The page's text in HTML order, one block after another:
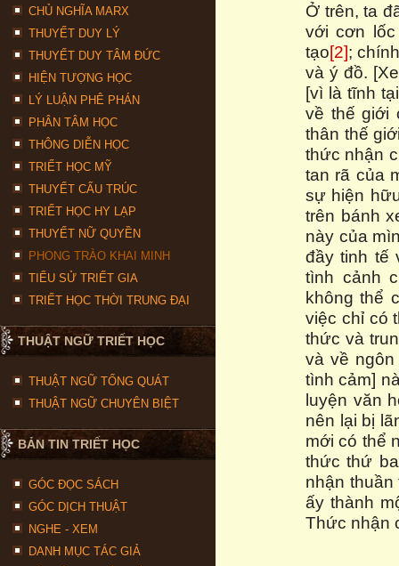
CHỦ NGHĨA MARX
THUYẾT DUY LÝ
THUYẾT DUY TÂM ĐỨC
HIỆN TƯỢNG HỌC
LÝ LUẬN PHÊ PHÁN
PHÂN TÂM HỌC
THÔNG DIỄN HỌC
TRIẾT HỌC MỸ
THUYẾT CẤU TRÚC
TRIẾT HỌC HY LẠP
THUYẾT NỮ QUYỀN
PHONG TRÀO KHAI MINH
TIỂU SỬ TRIẾT GIA
TRIẾT HỌC THỜI TRUNG ĐẠI
THUẬT NGỮ TRIẾT HỌC
THUẬT NGỮ TỔNG QUÁT
THUẬT NGỮ CHUYÊN BIỆT
BẢN TIN TRIẾT HỌC
GÓC ĐỌC SÁCH
GÓC DỊCH THUẬT
NGHE - XEM
DANH MỤC TÁC GIẢ
Ở trên, ta
với cơn
tạo[2];
và ý đồ.
[vì là tĩnh
về thế giới
thân thế
thức nhận
tan rã của
sự hiện
trên bánh
này của
đầy tinh tế
tình cảnh
không thể
việc chỉ có
thức và
và về
tình cảm]
luyện văn
nên lại bị
mới có thể
thức thứ
nhận
ấy thành
Thức nhận